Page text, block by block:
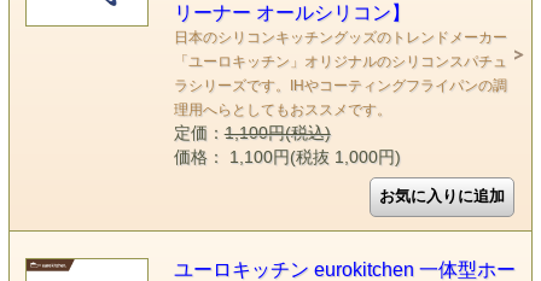
リーナー オールシリコン】
日本のシリコンキッチングッズのトレンドメーカー
「ユーロキッチン」オリジナルのシリコンスパチュ
ラシリーズです。IHやコーティングフライパンの調
理用へらとしてもおススメです。
定価：1,100円(税込)
価格： 1,100円(税抜 1,000円)
ユーロキッチン eurokitchen 一体型ホー